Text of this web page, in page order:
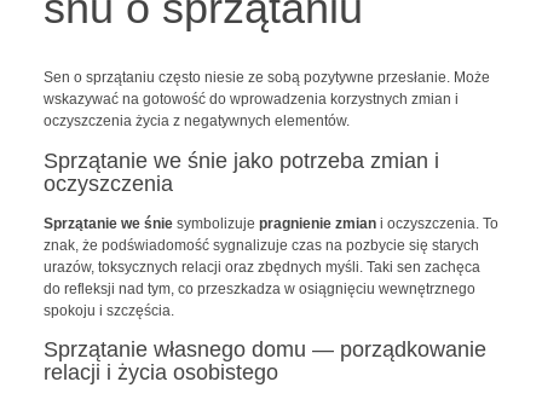
Sen o sprzątaniu często niesie ze sobą pozytywne przesłanie. Może
wskazywać na gotowość do wprowadzenia korzystnych zmian i
oczyszczenia życia z negatywnych elementów.
Sprzątanie we śnie jako potrzeba zmian i
oczyszczenia
Sprzątanie we śniesymbolizuje pragnienie zmiani oczyszczenia. To
znak, że podświadomość sygnalizuje czas na pozbycie się starych
urazów, toksycznych relacji oraz zbędnych myśli. Taki sen zachęca
do refleksji nad tym, co przeszkadza w osiągnięciu wewnętrznego
spokoju i szczęścia.
Sprzątanie własnego domu — porządkowanie
relacji i życia osobistego